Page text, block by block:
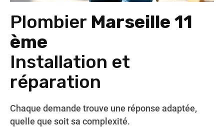
Plombier Marseille 11
ème
Installation et
réparation
Chaque demande trouve une réponse adaptée,
quelle que soit sa complexité.